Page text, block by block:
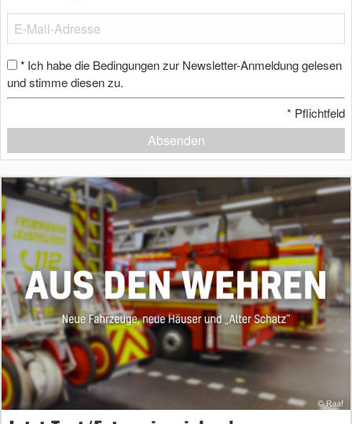
* Ich habe die Bedingungen zur Newsletter-Anmeldung gelesen
und stimme diesen zu.
* Pflichtfeld
Absenden